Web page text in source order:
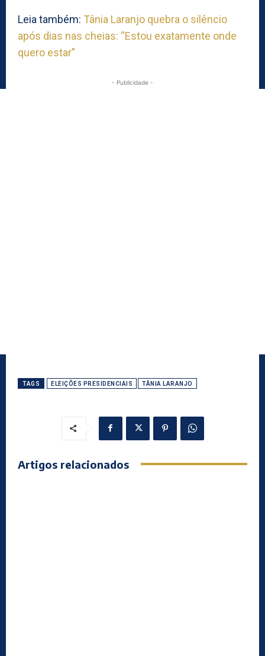
Leia também: Tânia Laranjo quebra o silêncio
após dias nas cheias: “Estou exatamente onde
quero estar”
- Publicidade -
TAGS ELEIÇÕES PRESIDENCIAIS TÂNIA LARANJO
Artigos relacionados